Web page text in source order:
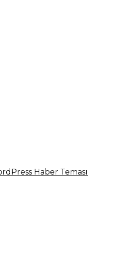
Haber Teması